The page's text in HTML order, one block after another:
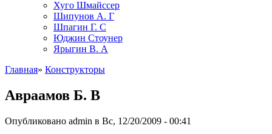
Хуго Шмайссер
Шипунов А. Г
Шпагин Г. С
Юджин Стоунер
Ярыгин В. А
Главная» Конструкторы
Авраамов Б. В
Опубликовано admin в Вс, 12/20/2009 - 00:41